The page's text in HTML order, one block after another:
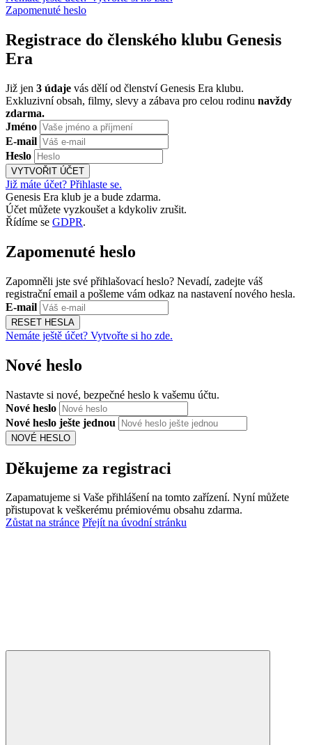
Zapomenuté heslo
Registrace do členského klubu Genesis
Era
Již jen 3 údaje vás dělí od členství Genesis Era klubu.
Exkluzivní obsah, filmy, slevy a zábava pro celou rodinu navždy
zdarma.
Jméno
E-mail
Heslo
VYTVOŘIT ÚČET
Již máte účet? Přihlaste se.
Genesis Era klub je a bude zdarma.
Účet můžete vyzkoušet a kdykoliv zrušit.
Řídíme se GDPR.
Zapomenuté heslo
Zapomněli jste své přihlašovací heslo? Nevadí, zadejte váš
registrační email a pošleme vám odkaz na nastavení nového hesla.
E-mail
RESET HESLA
Nemáte ještě účet? Vytvořte si ho zde.
Nové heslo
Nastavte si nové, bezpečné heslo k vašemu účtu.
Nové heslo
Nové heslo ješte jednou
NOVÉ HESLO
Děkujeme za registraci
Zapamatujeme si Vaše přihlášení na tomto zařízení. Nyní můžete
přistupovat k veškerému prémiovému obsahu zdarma.
Zůstat na stránce Přejít na úvodní stránku